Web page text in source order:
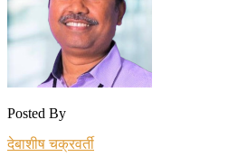
Posted By
देबाशीष चक्रवर्ती